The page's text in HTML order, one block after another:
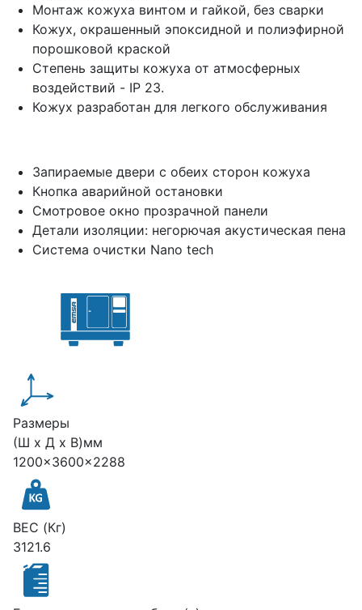
Монтаж кожуха винтом и гайкой, без сварки
Кожух, окрашенный эпоксидной и полиэфирной
порошковой краской
Степень защиты кожуха от атмосферных
воздействий - IP 23.
Кожух разработан для легкого обслуживания
Запираемые двери с обеих сторон кожуха
Кнопка аварийной остановки
Смотровое окно прозрачной панели
Детали изоляции: негорючая акустическая пена
Система очистки Nano tech
Размеры
(Ш х Д х В)мм
1200x3600x2288
ВЕС (Кг)
3121.6